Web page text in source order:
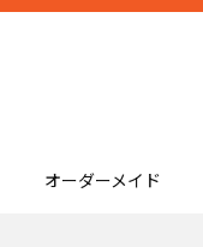
オーダーメイド